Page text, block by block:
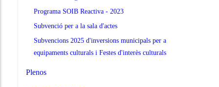
Programa SOIB Reactiva - 2023
Subvenció per a la sala d'actes
Subvencions 2025 d'inversions municipals per a
equipaments culturals i Festes d'interès culturals
Plenos